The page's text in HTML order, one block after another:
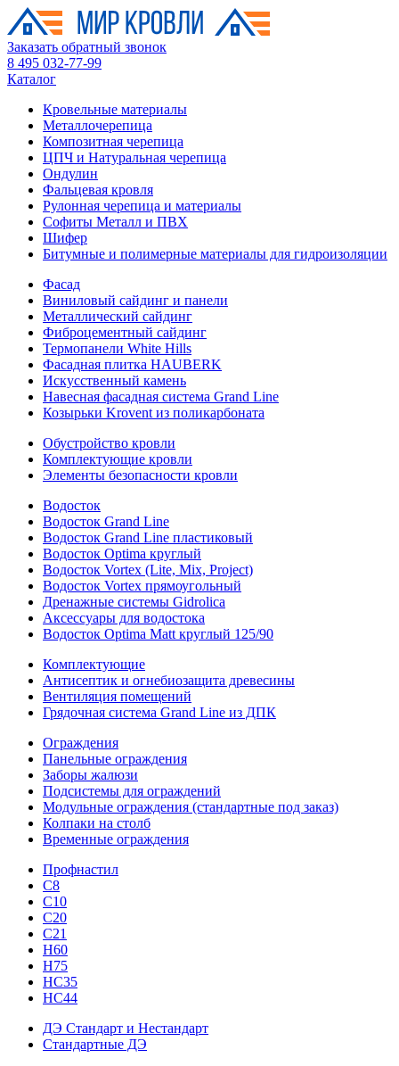
Заказать обратный звонок
8 495 032-77-99
Каталог
Кровельные материалы
Металлочерепица
Композитная черепица
ЦПЧ и Натуральная черепица
Ондулин
Фальцевая кровля
Рулонная черепица и материалы
Софиты Металл и ПВХ
Шифер
Битумные и полимерные материалы для гидроизоляции
Фасад
Виниловый сайдинг и панели
Металлический сайдинг
Фиброцементный сайдинг
Термопанели White Hills
Фасадная плитка HAUBERK
Искусственный камень
Навесная фасадная система Grand Line
Козырьки Krovent из поликарбоната
Обустройство кровли
Комплектующие кровли
Элементы безопасности кровли
Водосток
Водосток Grand Line
Водосток Grand Line пластиковый
Водосток Optima круглый
Водосток Vortex (Lite, Mix, Project)
Водосток Vortex прямоугольный
Дренажные системы Gidrolica
Аксессуары для водостока
Водосток Optima Matt круглый 125/90
Комплектующие
Антисептик и огнебиозащита древесины
Вентиляция помещений
Грядочная система Grand Line из ДПК
Ограждения
Панельные ограждения
Заборы жалюзи
Подсистемы для ограждений
Модульные ограждения (стандартные под заказ)
Колпаки на столб
Временные ограждения
Профнастил
С8
С10
С20
С21
H60
H75
HС35
НС44
ДЭ Стандарт и Нестандарт
Стандартные ДЭ